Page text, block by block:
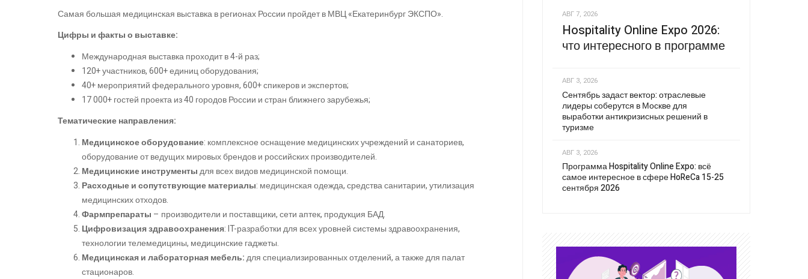
Самая большая медицинская выставка в регионах России пройдет в МВЦ «Екатеринбург ЭКСПО».
Цифры и факты о выставке:
Международная выставка проходит в 4-й раз;
120+ участников, 600+ единиц оборудования;
40+ мероприятий федерального уровня, 600+ спикеров и экспертов;
17 000+ гостей проекта из 40 городов России и стран ближнего зарубежья;
Тематические направления:
Медицинское оборудование: комплексное оснащение медицинских учреждений и санаториев,
оборудование от ведущих мировых брендов и российских производителей.
Медицинские инструментыдля всех видов медицинской помощи.
Расходные и сопутствующие материалы: медицинская одежда, средства санитарии, утилизация
медицинских отходов.
Фармпрепараты – производители и поставщики, сети аптек, продукция БАД.
Цифровизация здравоохранения: IT-разработки для всех уровней системы здравоохранения,
технологии телемедицины, медицинские гаджеты.
Медицинская и лабораторная мебель:для специализированных отделений, а также для палат
стационаров.
АВГ 7, 2026
Hospitality Online Expo 2026:
что интересного в программе
АВГ 3, 2026
Сентябрь задаст вектор: отраслевые
лидеры соберутся в Москве для
выработки антикризисных решений в
туризме
АВГ 3, 2026
Программа Hospitality Online Expo: всё
самое интересное в сфере HoReCa 15-25
сентября 2026